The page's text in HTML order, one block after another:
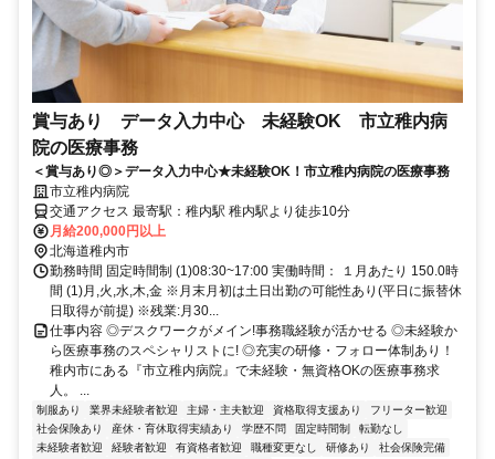
賞与あり データ入力中心 未経験OK 市立稚内病
院の医療事務
＜賞与あり◎＞データ入力中心★未経験OK！市立稚内病院の医療事務
市立稚内病院
交通アクセス 最寄駅：稚内駅 稚内駅より徒歩10分
月給200,000円以上
北海道稚内市
勤務時間 固定時間制 (1)08:30~17:00 実働時間： １月あたり 150.0時
間 (1)月,火,水,木,金 ※月末月初は土日出勤の可能性あり(平日に振替休
日取得が前提) ※残業:月30...
仕事内容 ◎デスクワークがメイン!事務職経験が活かせる ◎未経験か
ら医療事務のスペシャリストに! ◎充実の研修・フォロー体制あり！
稚内市にある『市立稚内病院』で未経験・無資格OKの医療事務求
人。 ...
制服あり 業界未経験者歓迎 主婦・主夫歓迎 資格取得支援あり
フリーター歓迎
社会保険あり
産休・育休取得実績あり 学歴不問 固定時間制
転勤なし
未経験者歓迎
経験者歓迎 有資格者歓迎 職種変更なし 研修あり
社会保険完備